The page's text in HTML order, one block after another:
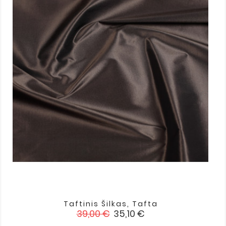
Taftinis Šilkas, Tafta
Įprasta
39,00 € Kaina
35,10 €